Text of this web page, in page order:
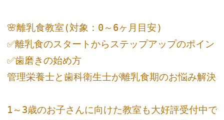
🌸離乳食教室(対象：0～6ヶ月目安)
✅離乳食のスタートからステップアップのポイント
✅歯磨きの始め方
管理栄養士と歯科衛生士が離乳食期のお悩み解決♪
1～3歳のお子さんに向けた教室も大好評受付中で